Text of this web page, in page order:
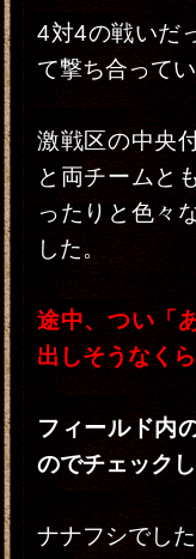
4対4の戦いだ
て撃ち合って
激戦区の中央
と両チームと
ったりと色々
した。
途中、つい「
出しそうなく
フィールド内
のでチェック
ナナフシでした